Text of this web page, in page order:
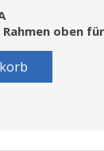
oben